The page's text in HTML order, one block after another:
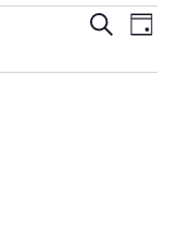
Meklēt
Day